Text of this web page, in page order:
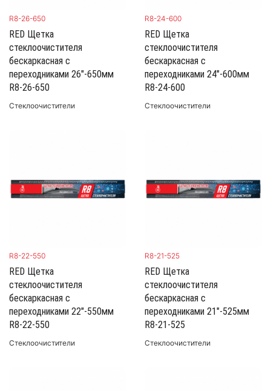
R8-26-650
RED Щетка
стеклоочистителя
бескаркасная с
переходниками 26"-650мм
R8-26-650
Стеклоочистители
R8-24-600
RED Щетка
стеклоочистителя
бескаркасная с
переходниками 24"-600мм
R8-24-600
Стеклоочистители
R8-22-550
RED Щетка
стеклоочистителя
бескаркасная с
переходниками 22"-550мм
R8-22-550
Стеклоочистители
R8-21-525
RED Щетка
стеклоочистителя
бескаркасная с
переходниками 21"-525мм
R8-21-525
Стеклоочистители